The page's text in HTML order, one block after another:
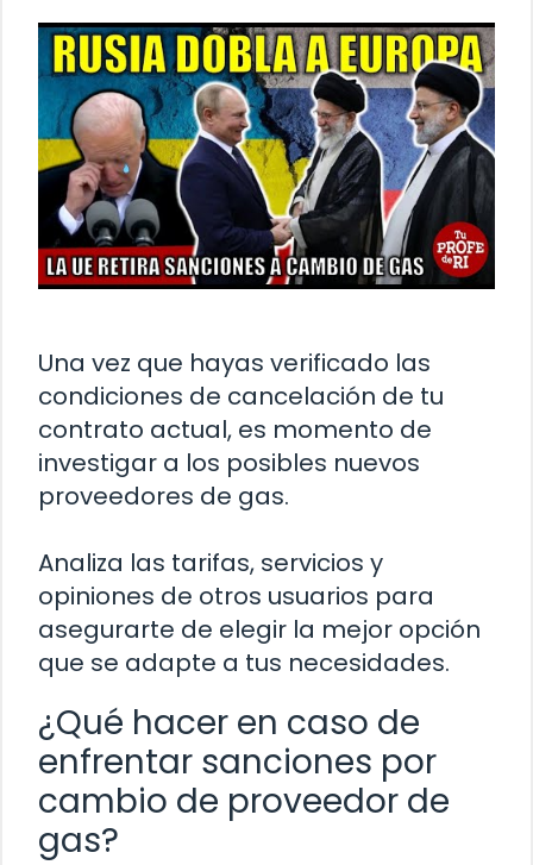
Una vez que hayas verificado las
condiciones de cancelación de tu
contrato actual, es momento de
investigar a los posibles nuevos
proveedores de gas.
Analiza las tarifas, servicios y
opiniones de otros usuarios para
asegurarte de elegir la mejor opción
que se adapte a tus necesidades.
¿Qué hacer en caso de
enfrentar sanciones por
cambio de proveedor de
gas?